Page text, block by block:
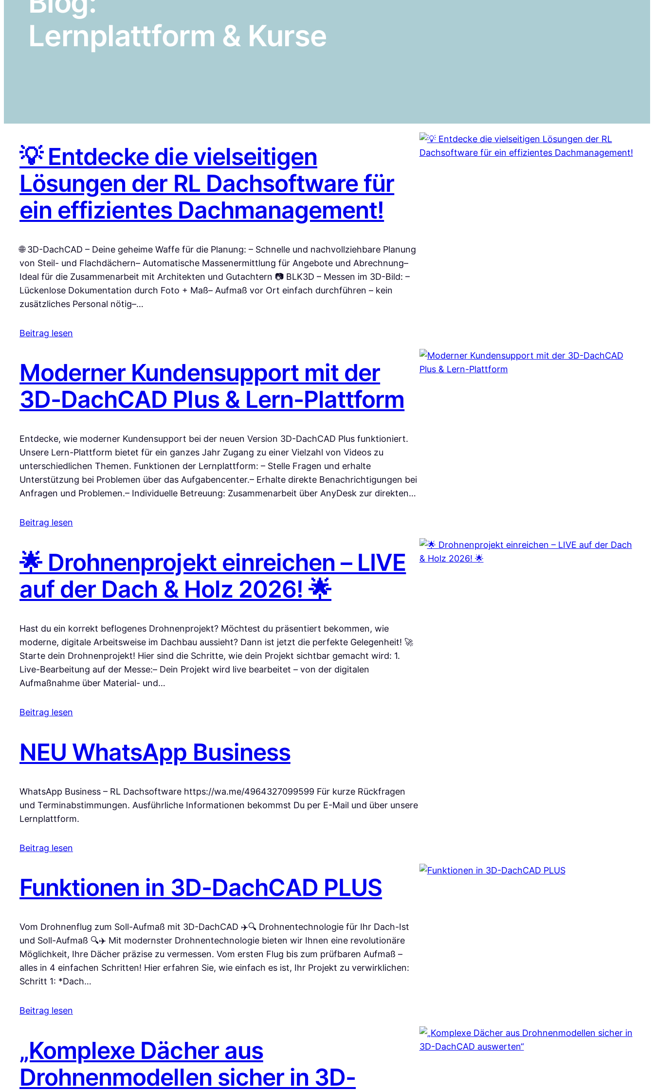
Lernplattform & Kurse
💡 Entdecke die vielseitigen
Lösungen der RL Dachsoftware für
ein effizientes Dachmanagement!
🌐 3D-DachCAD – Deine geheime Waffe für die Planung: – Schnelle und nachvollziehbare Planung
von Steil- und Flachdächern– Automatische Massenermittlung für Angebote und Abrechnung–
Ideal für die Zusammenarbeit mit Architekten und Gutachtern 📷 BLK3D – Messen im 3D-Bild: –
Lückenlose Dokumentation durch Foto + Maß– Aufmaß vor Ort einfach durchführen – kein
zusätzliches Personal nötig–…
Beitrag lesen
Moderner Kundensupport mit der
3D-DachCAD Plus & Lern-Plattform
Entdecke, wie moderner Kundensupport bei der neuen Version 3D-DachCAD Plus funktioniert.
Unsere Lern-Plattform bietet für ein ganzes Jahr Zugang zu einer Vielzahl von Videos zu
unterschiedlichen Themen. Funktionen der Lernplattform: – Stelle Fragen und erhalte
Unterstützung bei Problemen über das Aufgabencenter.– Erhalte direkte Benachrichtigungen bei
Anfragen und Problemen.– Individuelle Betreuung: Zusammenarbeit über AnyDesk zur direkten…
Beitrag lesen
🌟 Drohnenprojekt einreichen – LIVE
auf der Dach & Holz 2026! 🌟
Hast du ein korrekt beflogenes Drohnenprojekt? Möchtest du präsentiert bekommen, wie
moderne, digitale Arbeitsweise im Dachbau aussieht? Dann ist jetzt die perfekte Gelegenheit! 🚀
Starte dein Drohnenprojekt! Hier sind die Schritte, wie dein Projekt sichtbar gemacht wird: 1.
Live-Bearbeitung auf der Messe:– Dein Projekt wird live bearbeitet – von der digitalen
Aufmaßnahme über Material- und…
Beitrag lesen
NEU WhatsApp Business
WhatsApp Business – RL Dachsoftware https://wa.me/4964327099599 Für kurze Rückfragen
und Terminabstimmungen. Ausführliche Informationen bekommst Du per E-Mail und über unsere
Lernplattform.
Beitrag lesen
Funktionen in 3D-DachCAD PLUS
Vom Drohnenflug zum Soll-Aufmaß mit 3D-DachCAD ✈️🔍 Drohnentechnologie für Ihr Dach-Ist
und Soll-Aufmaß 🔍✈️ Mit modernster Drohnentechnologie bieten wir Ihnen eine revolutionäre
Möglichkeit, Ihre Dächer präzise zu vermessen. Vom ersten Flug bis zum prüfbaren Aufmaß –
alles in 4 einfachen Schritten! Hier erfahren Sie, wie einfach es ist, Ihr Projekt zu verwirklichen:
Schritt 1: *Dach…
Beitrag lesen
„Komplexe Dächer aus
Drohnenmodellen sicher in 3D-